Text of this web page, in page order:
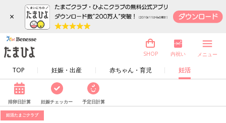
×
TOP 妊娠・出産 赤ちゃん・育児 妊活
SHOP 内祝い メニュー
排卵日計算 妊娠チェッカー 予定日計算
妊活たまごクラブ